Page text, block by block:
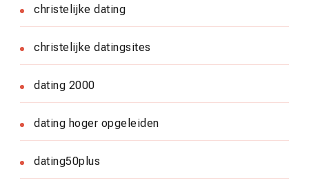
christelijke dating
christelijke datingsites
dating 2000
dating hoger opgeleiden
dating50plus